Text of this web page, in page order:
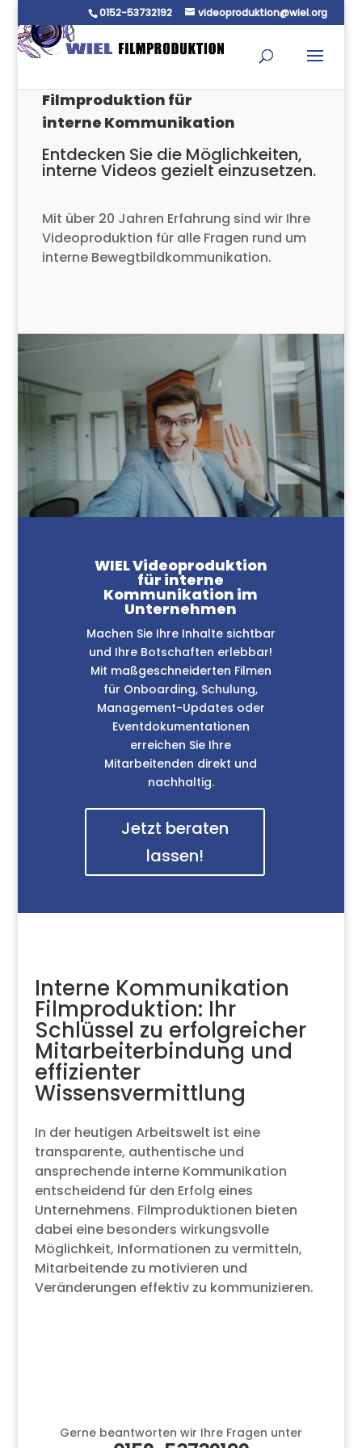
0152-53732192 videoproduktion@wiel.org
Filmproduktion für
interne Kommunikation
Entdecken Sie die Möglichkeiten,
interne Videos gezielt einzusetzen.
Mit über 20 Jahren Erfahrung sind wir Ihre
Videoproduktion für alle Fragen rund um
interne Bewegtbildkommunikation.
WIEL Videoproduktion
für interne
Kommunikation im
Unternehmen
Machen Sie Ihre Inhalte sichtbar
und Ihre Botschaften erlebbar!
Mit maßgeschneiderten Filmen
für Onboarding, Schulung,
Management-Updates oder
Eventdokumentationen
erreichen Sie Ihre
Mitarbeitenden direkt und
nachhaltig.
Jetzt beraten
lassen!
Interne Kommunikation
Filmproduktion: Ihr
Schlüssel zu erfolgreicher
Mitarbeiterbindung und
effizienter
Wissensvermittlung
In der heutigen Arbeitswelt ist eine
transparente, authentische und
ansprechende interne Kommunikation
entscheidend für den Erfolg eines
Unternehmens. Filmproduktionen bieten
dabei eine besonders wirkungsvolle
Möglichkeit, Informationen zu vermitteln,
Mitarbeitende zu motivieren und
Veränderungen effektiv zu kommunizieren.
Gerne beantworten wir Ihre Fragen unter